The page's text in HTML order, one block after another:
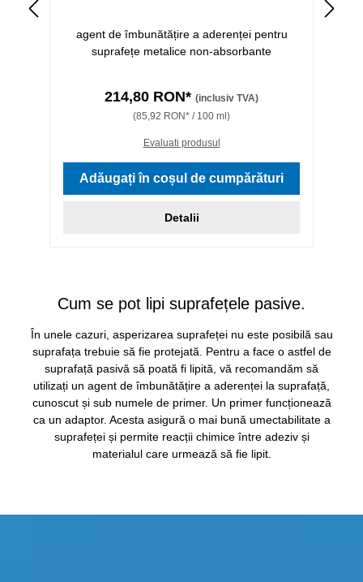
agent de îmbunătățire a aderenței pentru
suprafețe metalice non-absorbante
214,80 RON* (inclusiv TVA)
(85,92 RON* / 100 ml)
Evaluati produsul
Adăugați în coșul de cumpărături
Detalii
Cum se pot lipi suprafețele pasive.
În unele cazuri, asperizarea suprafeței nu este posibilă sau
suprafața trebuie să fie protejată. Pentru a face o astfel de
suprafață pasivă să poată fi lipită, vă recomandăm să
utilizați un agent de îmbunătățire a aderenței la suprafață,
cunoscut și sub numele de primer. Un primer funcționează
ca un adaptor. Acesta asigură o mai bună umectabilitate a
suprafeței și permite reacții chimice între adeziv și
materialul care urmează să fie lipit.